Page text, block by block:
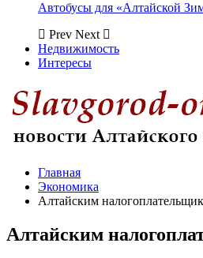
Автобусы для «Алтайской
Prev Next
Недвижимость
Интересы
Главная
Экономика
Алтайским
Алтайским